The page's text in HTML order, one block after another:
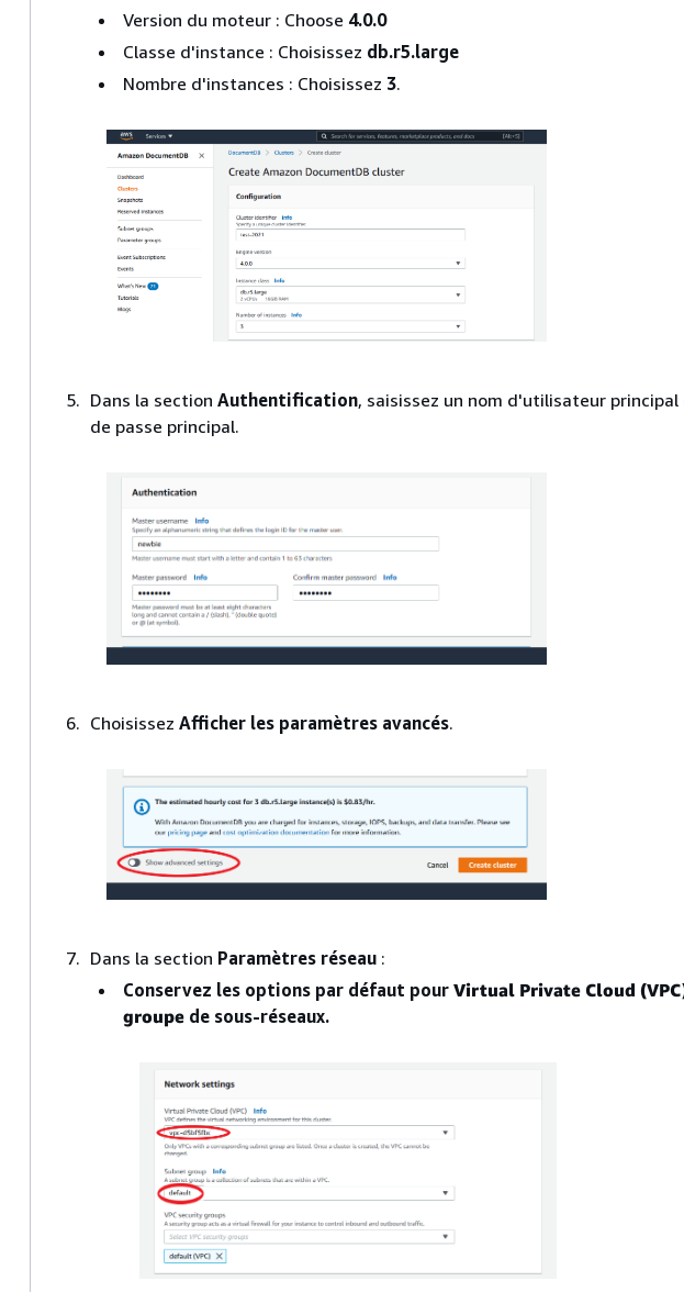
Version du moteur : Choose 4.0.0
Classe d'instance : Choisissez db.r5.large
Nombre d'instances : Choisissez 3.
Dans la section Authentification, saisissez un nom d'utilisateur
de passe principal.
Choisissez Afficher les paramètres avancés.
Dans la section Paramètres réseau :
Conservez les options par défaut pour Virtual Private Cloud
groupe de sous-réseaux.